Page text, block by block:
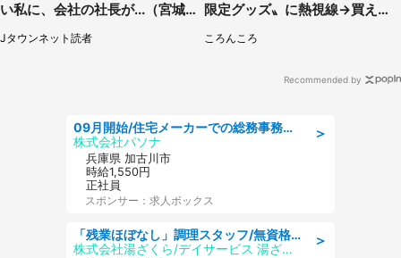
い私に、会社の社長が...（宮城
県・30代女性）
Jタウンネット読者
限定グッズ〟に熱視線→買える
ころんころ
Recommended by
＞
09月開始/住宅メーカーでの総務事務のお仕事/駅近/車通勤可/一般事務/人事労務
株式会社パソナ
兵庫県 加古川市
時給1,550円
正社員
スポンサー：求人ボックス
＞
「残業ほぼなし」調理スタッフ/無資格可/正職員/日勤のみ/デイサービス/社会保障完備
株式会社湯ざくら/デイサービス 湯ざくらケアリゾート